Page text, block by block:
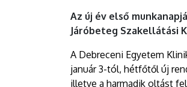
Az új év első
Járóbeteg Szakellátási
A Debreceni Egyetem
január 3-tól, hétfőtől új
illetve a harmadik oltást